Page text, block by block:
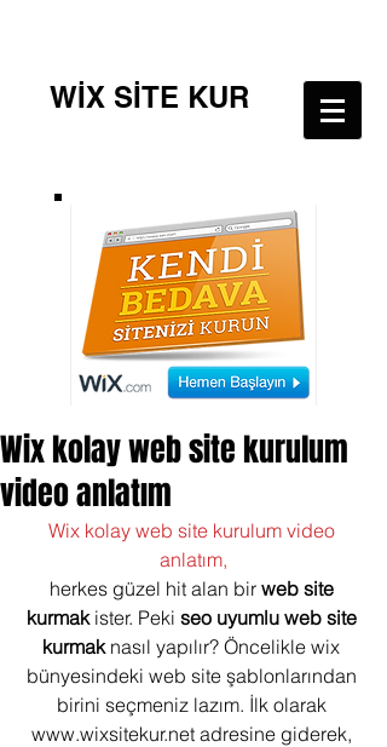
WİX SİTE KUR
Wix kolay web site kurulum
video anlatım
Wix kolay web site kurulum video
anlatım,
herkes güzel hit alan bir web site
kurmak ister. Peki seo uyumlu web site
kurmak nasıl yapılır? Öncelikle wix
bünyesindeki web site şablonlarından
birini seçmeniz lazım. İlk olarak
www.wixsitekur.net adresine giderek,